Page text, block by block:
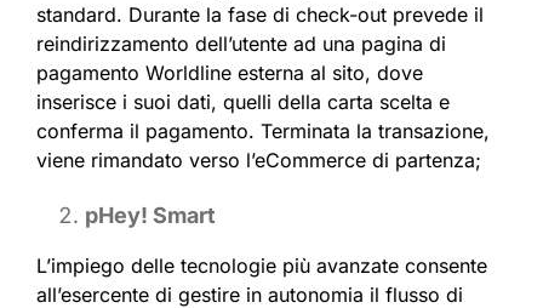
standard. Durante la fase di check-out prevede il
reindirizzamento dell’utente ad una pagina di
pagamento Worldline esterna al sito, dove
inserisce i suoi dati, quelli della carta scelta e
conferma il pagamento. Terminata la transazione,
viene rimandato verso l’eCommerce di partenza;
pHey! Smart
L’impiego delle tecnologie più avanzate consente
all’esercente di gestire in autonomia il flusso di